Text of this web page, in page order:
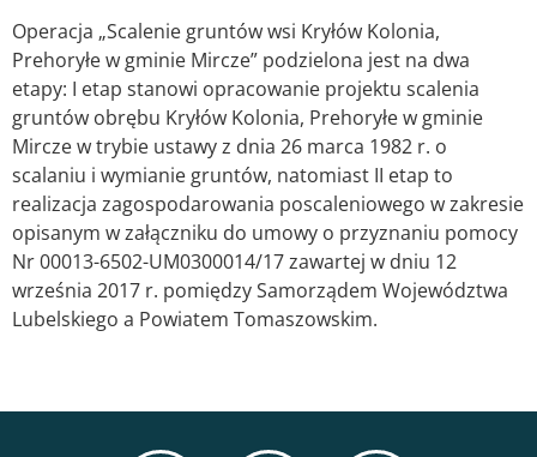
Operacja „Scalenie gruntów wsi Kryłów Kolonia,
Prehoryłe w gminie Mircze” podzielona jest na dwa
etapy: I etap stanowi opracowanie projektu scalenia
gruntów obrębu Kryłów Kolonia, Prehoryłe w gminie
Mircze w trybie ustawy z dnia 26 marca 1982 r. o
scalaniu i wymianie gruntów, natomiast II etap to
realizacja zagospodarowania poscaleniowego w zakresie
opisanym w załączniku do umowy o przyznaniu pomocy
Nr 00013-6502-UM0300014/17 zawartej w dniu 12
września 2017 r. pomiędzy Samorządem Województwa
Lubelskiego a Powiatem Tomaszowskim.